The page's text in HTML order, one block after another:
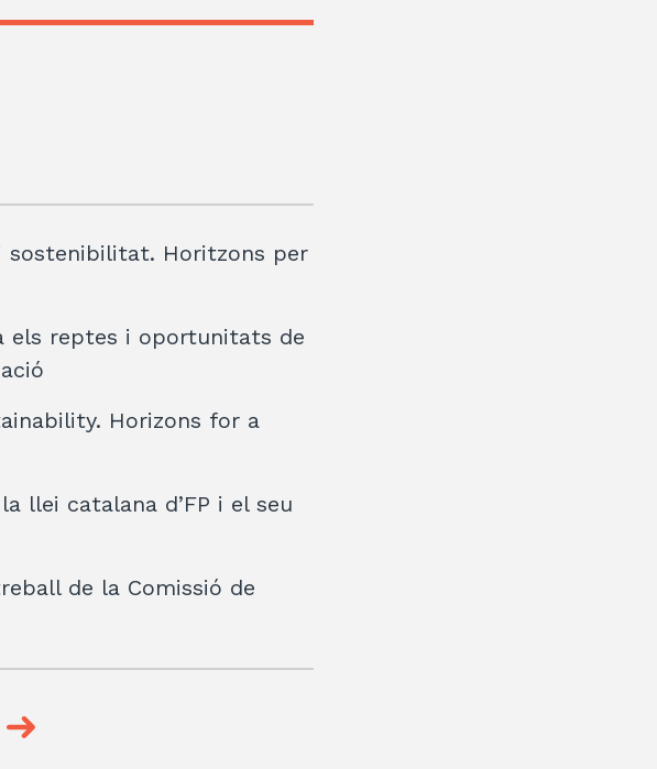
sostenibilitat. Horitzons per
els reptes i oportunitats de
Horizons for a
llei catalana d’FP i el seu
de la Comissió de